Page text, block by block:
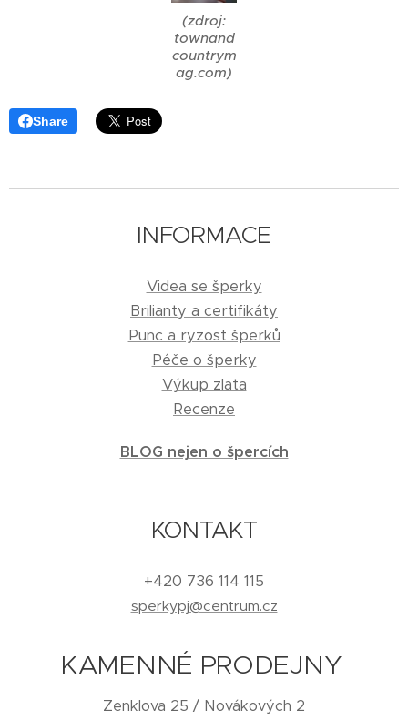
(zdroj:
townand
countrym
ag.com)
Share
INFORMACE
Videa se šperky
Brilianty a certifikáty
Punc a ryzost šperků
Péče o šperky
Výkup zlata
Recenze
BLOG nejen o špercích
KONTAKT
+420 736 114 115
sperkypj@centrum.cz
KAMENNÉ PRODEJNY
Zenklova 25 / Novákových 2